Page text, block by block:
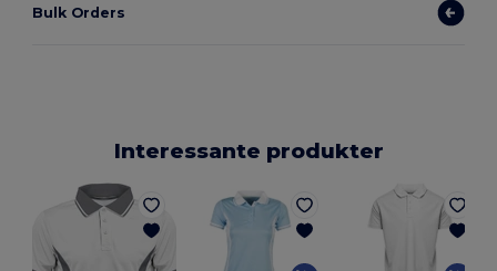
Bulk Orders
Interessante produkter